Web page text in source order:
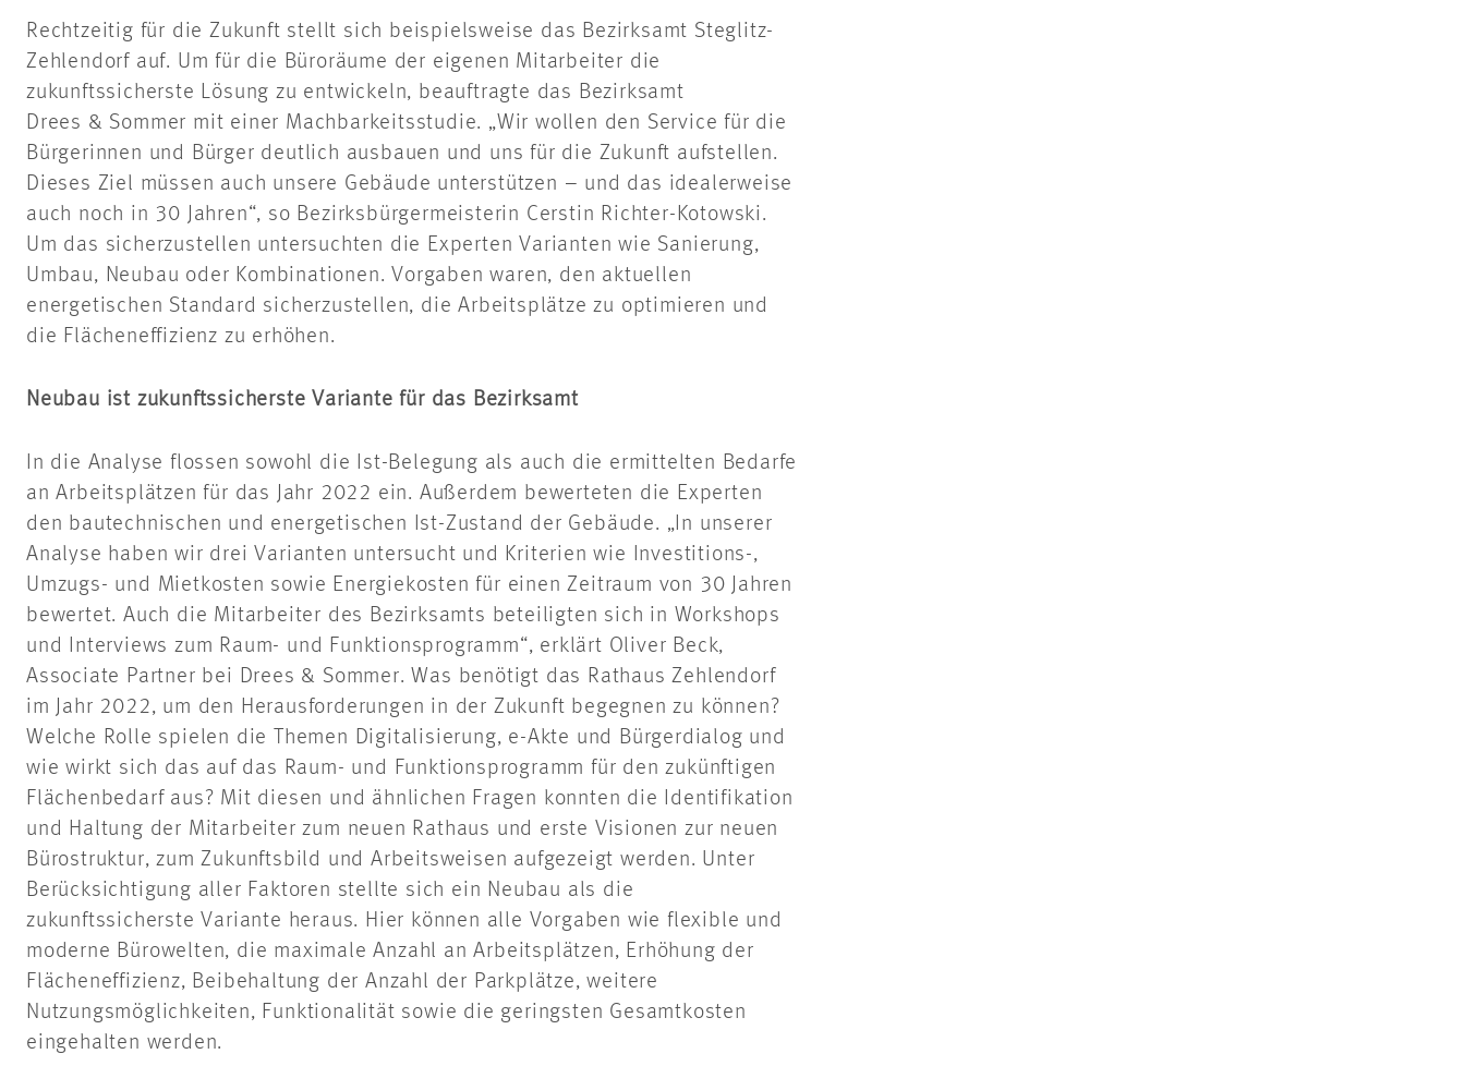
Rechtzeitig für die Zukunft stellt sich beispielsweise das Bezirksamt Steglitz-
Zehlendorf auf. Um für die Büroräume der eigenen Mitarbeiter die
zukunftssicherste Lösung zu entwickeln, beauftragte das Bezirksamt
Drees & Sommer mit einer Machbarkeitsstudie. „Wir wollen den Service für die
Bürgerinnen und Bürger deutlich ausbauen und uns für die Zukunft aufstellen.
Dieses Ziel müssen auch unsere Gebäude unterstützen – und das idealerweise
auch noch in 30 Jahren“, so Bezirksbürgermeisterin Cerstin Richter-Kotowski.
Um das sicherzustellen untersuchten die Experten Varianten wie Sanierung,
Umbau, Neubau oder Kombinationen. Vorgaben waren, den aktuellen
energetischen Standard sicherzustellen, die Arbeitsplätze zu optimieren und
die Flächeneffizienz zu erhöhen.
Neubau ist zukunftssicherste Variante für das Bezirksamt
In die Analyse flossen sowohl die Ist-Belegung als auch die ermittelten Bedarfe
an Arbeitsplätzen für das Jahr 2022 ein. Außerdem bewerteten die Experten
den bautechnischen und energetischen Ist-Zustand der Gebäude. „In unserer
Analyse haben wir drei Varianten untersucht und Kriterien wie Investitions-,
Umzugs- und Mietkosten sowie Energiekosten für einen Zeitraum von 30 Jahren
bewertet. Auch die Mitarbeiter des Bezirksamts beteiligten sich in Workshops
und Interviews zum Raum- und Funktionsprogramm“, erklärt Oliver Beck,
Associate Partner bei Drees & Sommer. Was benötigt das Rathaus Zehlendorf
im Jahr 2022, um den Herausforderungen in der Zukunft begegnen zu können?
Welche Rolle spielen die Themen Digitalisierung, e-Akte und Bürgerdialog und
wie wirkt sich das auf das Raum- und Funktionsprogramm für den zukünftigen
Flächenbedarf aus? Mit diesen und ähnlichen Fragen konnten die Identifikation
und Haltung der Mitarbeiter zum neuen Rathaus und erste Visionen zur neuen
Bürostruktur, zum Zukunftsbild und Arbeitsweisen aufgezeigt werden. Unter
Berücksichtigung aller Faktoren stellte sich ein Neubau als die
zukunftssicherste Variante heraus. Hier können alle Vorgaben wie flexible und
moderne Bürowelten, die maximale Anzahl an Arbeitsplätzen, Erhöhung der
Flächeneffizienz, Beibehaltung der Anzahl der Parkplätze, weitere
Nutzungsmöglichkeiten, Funktionalität sowie die geringsten Gesamtkosten
eingehalten werden.